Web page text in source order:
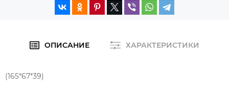
ОПИСАНИЕ ХАРАКТЕРИСТИКИ
(165*67*39)